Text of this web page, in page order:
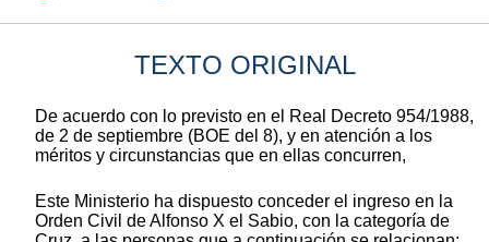
TEXTO ORIGINAL
De acuerdo con lo previsto en el Real Decreto 954/1988,
de 2 de septiembre (BOE del 8), y en atención a los
méritos y circunstancias que en ellas concurren,
Este Ministerio ha dispuesto conceder el ingreso en la
Orden Civil de Alfonso X el Sabio, con la categoría de